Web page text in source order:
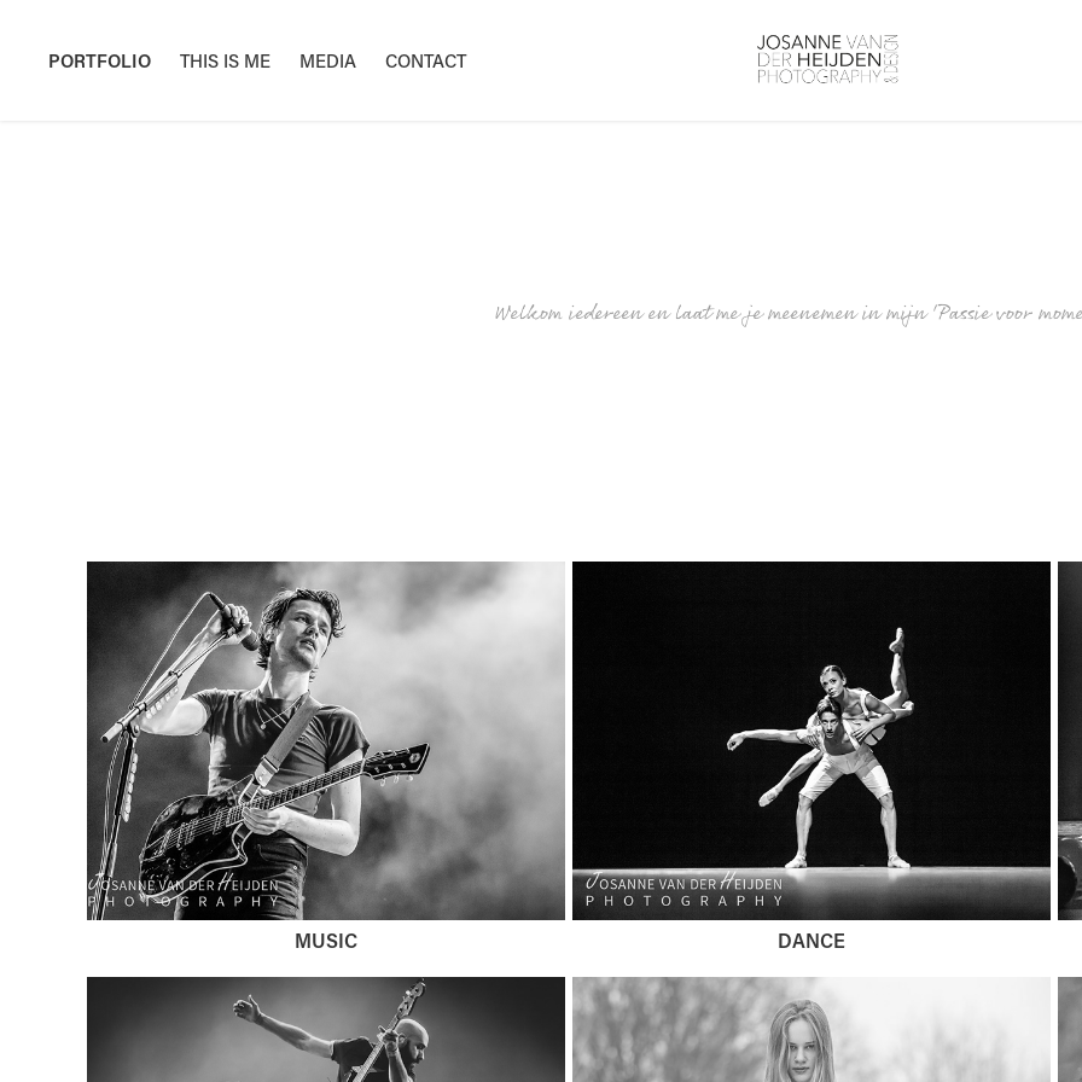
PORTFOLIO THIS IS ME MEDIA CONTACT
Welkom iedereen en laat me je meenemen in mijn 'Passie voor
MUSIC DANCE